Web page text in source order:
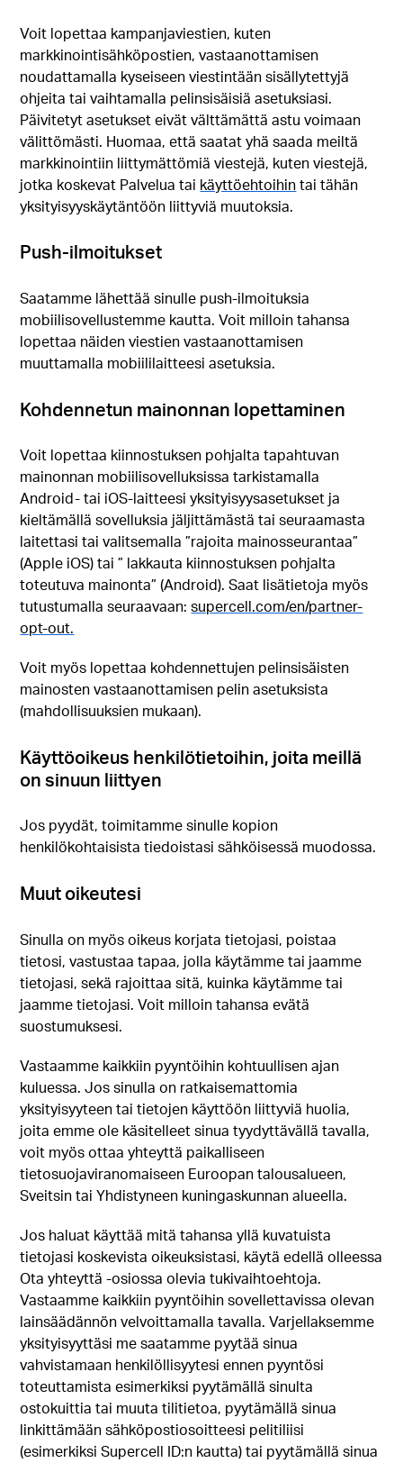
Voit lopettaa kampanjaviestien, kuten
markkinointisähköpostien, vastaanottamisen
noudattamalla kyseiseen viestintään sisällytettyjä
ohjeita tai vaihtamalla pelinsisäisiä asetuksiasi.
Päivitetyt asetukset eivät välttämättä astu voimaan
välittömästi. Huomaa, että saatat yhä saada meiltä
markkinointiin liittymättömiä viestejä, kuten viestejä,
jotka koskevat Palvelua tai käyttöehtoihintai tähän
yksityisyyskäytäntöön liittyviä muutoksia.
Push-ilmoitukset
Saatamme lähettää sinulle push-ilmoituksia
mobiilisovellustemme kautta. Voit milloin tahansa
lopettaa näiden viestien vastaanottamisen
muuttamalla mobiililaitteesi asetuksia.
Kohdennetun mainonnan lopettaminen
Voit lopettaa kiinnostuksen pohjalta tapahtuvan
mainonnan mobiilisovelluksissa tarkistamalla
Android- tai iOS-laitteesi yksityisyysasetukset ja
kieltämällä sovelluksia jäljittämästä tai seuraamasta
laitettasi tai valitsemalla ”rajoita mainosseurantaa”
(Apple iOS) tai ” lakkauta kiinnostuksen pohjalta
toteutuva mainonta” (Android). Saat lisätietoja myös
tutustumalla seuraavaan:supercell.com/en/partner-
opt-out.
Voit myös lopettaa kohdennettujen pelinsisäisten
mainosten vastaanottamisen pelin asetuksista
(mahdollisuuksien mukaan).
Käyttöoikeus henkilötietoihin, joita meillä
on sinuun liittyen
Jos pyydät, toimitamme sinulle kopion
henkilökohtaisista tiedoistasi sähköisessä muodossa.
Muut oikeutesi
Sinulla on myös oikeus korjata tietojasi, poistaa
tietosi, vastustaa tapaa, jolla käytämme tai jaamme
tietojasi, sekä rajoittaa sitä, kuinka käytämme tai
jaamme tietojasi. Voit milloin tahansa evätä
suostumuksesi.
Vastaamme kaikkiin pyyntöihin kohtuullisen ajan
kuluessa. Jos sinulla on ratkaisemattomia
yksityisyyteen tai tietojen käyttöön liittyviä huolia,
joita emme ole käsitelleet sinua tyydyttävällä tavalla,
voit myös ottaa yhteyttä paikalliseen
tietosuojaviranomaiseen Euroopan talousalueen,
Sveitsin tai Yhdistyneen kuningaskunnan alueella.
Jos haluat käyttää mitä tahansa yllä kuvatuista
tietojasi koskevista oikeuksistasi, käytä edellä olleessa
Ota yhteyttä ‑osiossa olevia tukivaihtoehtoja.
Vastaamme kaikkiin pyyntöihin sovellettavissa olevan
lainsäädännön velvoittamalla tavalla. Varjellaksemme
yksityisyyttäsi me saatamme pyytää sinua
vahvistamaan henkilöllisyytesi ennen pyyntösi
toteuttamista esimerkiksi pyytämällä sinulta
ostokuittia tai muuta tilitietoa, pyytämällä sinua
linkittämään sähköpostiosoitteesi pelitiliisi
(esimerkiksi Supercell ID:n kautta) tai pyytämällä sinua